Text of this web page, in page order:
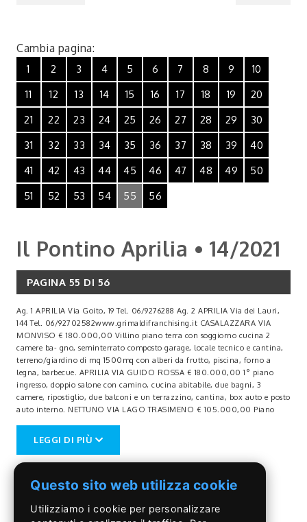
Cambia pagina:
1 2 3 4 5 6 7 8 9
10
11
12 13 14 15 16 17 18 19
20
21
22 23 24 25 26 27 28 29
30
31
32 33 34 35 36 37 38 39
40
41
42 43 44 45 46 47 48 49
50
51
52 53 54 55 56
Il Pontino Aprilia • 14/2021
PAGINA 55 DI 56
Ag. 1 APRILIA Via Goito, 19 Tel. 06/9276288 Ag. 2 APRILIA Via dei Lauri,
144 Tel. 06/92702582www.grimaldifranchising.it CASALAZZARA VIA
MONVISO € 180.000,00 Villino piano terra con soggiorno cucina 2
camere ba- gno, seminterrato composto garage, locale tecnico e cantina,
terreno/giardino di mq 1500mq con alberi da frutto, piscina, forno a
legna, barbecue. APRILIA VIA GUIDO ROSSA € 180.000,00 1° piano
ingresso, doppio salone con camino, cucina abitabile, due bagni, 3
camere, ripostiglio, due balconi e un terrazzino, cantina, box auto e posto
auto interno. NETTUNO VIA LAGO TRASIMENO € 105.000,00 Piano
giardino di mq 270 ca. An- nessa cantina e 2 posti auto recintati. APRILIA
VIA DELLE REGIONI € 179.000,00 3° piano soggiorno con angolo
circa con ampio affaccio, box auto. APRILIA DEI MILLE € 230.000,00 1°
piano, ingresso, salone, cucina abitabile, 3 ca- mere, due bagni,
APRILIA - AFFITTASI Centralissimi APPARTAMENTI Bilocali / Trilocali di
LEGGI DI PIÙ
Questo sito web utilizza cookie
Utilizziamo i cookie per personalizzare